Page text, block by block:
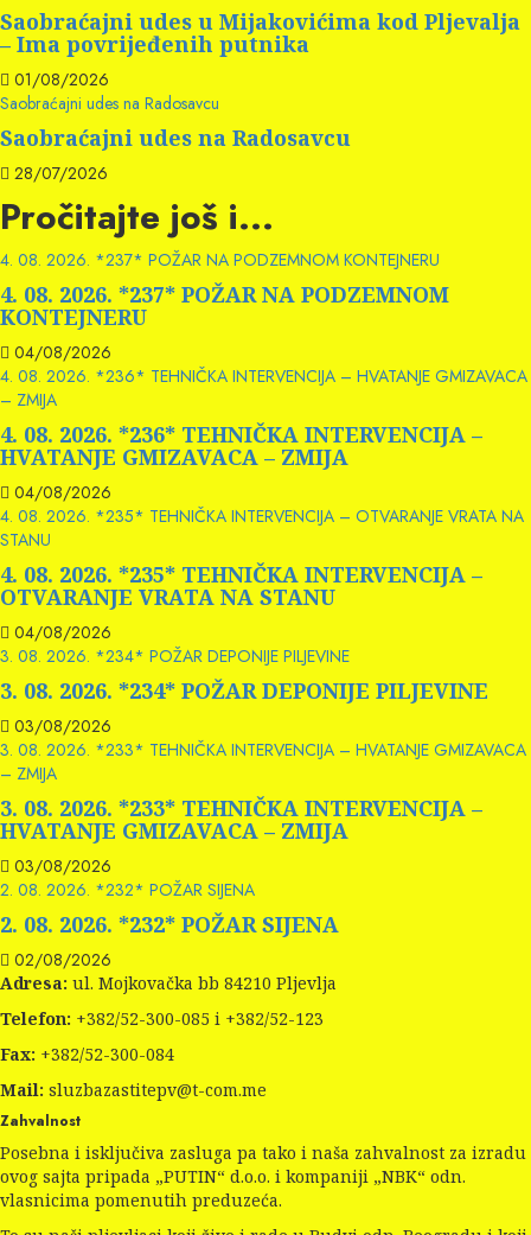
Saobraćajni udes u Mijakovićima kod Pljevalja
– Ima povrijeđenih putnika
01/08/2026
Saobraćajni udes na Radosavcu
Saobraćajni udes na Radosavcu
28/07/2026
Pročitajte još i...
4. 08. 2026. *237* POŽAR NA PODZEMNOM KONTEJNERU
4. 08. 2026. *237* POŽAR NA PODZEMNOM
KONTEJNERU
04/08/2026
4. 08. 2026. *236* TEHNIČKA INTERVENCIJA – HVATANJE GMIZAVACA
– ZMIJA
4. 08. 2026. *236* TEHNIČKA INTERVENCIJA –
HVATANJE GMIZAVACA – ZMIJA
04/08/2026
4. 08. 2026. *235* TEHNIČKA INTERVENCIJA – OTVARANJE VRATA NA
STANU
4. 08. 2026. *235* TEHNIČKA INTERVENCIJA –
OTVARANJE VRATA NA STANU
04/08/2026
3. 08. 2026. *234* POŽAR DEPONIJE PILJEVINE
3. 08. 2026. *234* POŽAR DEPONIJE PILJEVINE
03/08/2026
3. 08. 2026. *233* TEHNIČKA INTERVENCIJA – HVATANJE GMIZAVACA
– ZMIJA
3. 08. 2026. *233* TEHNIČKA INTERVENCIJA –
HVATANJE GMIZAVACA – ZMIJA
03/08/2026
2. 08. 2026. *232* POŽAR SIJENA
2. 08. 2026. *232* POŽAR SIJENA
02/08/2026
Adresa: ul. Mojkovačka bb 84210 Pljevlja
Telefon: +382/52-300-085 i +382/52-123
Fax: +382/52-300-084
Mail: sluzbazastitepv@t-com.me
Zahvalnost
Posebna i isključiva zasluga pa tako i naša zahvalnost za izradu
ovog sajta pripada „PUTIN“ d.o.o. i kompaniji „NBK“ odn.
vlasnicima pomenutih preduzeća.